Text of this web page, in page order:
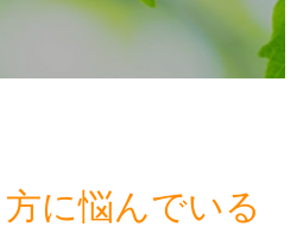
に悩んでいる